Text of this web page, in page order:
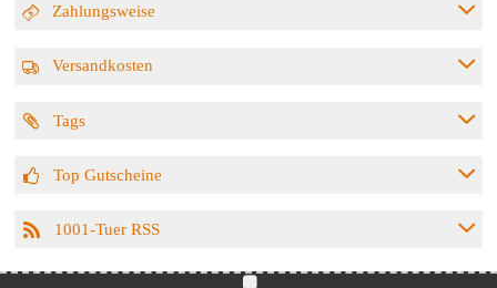
Zahlungsweise
Versandkosten
Tags
Top Gutscheine
1001-Tuer RSS